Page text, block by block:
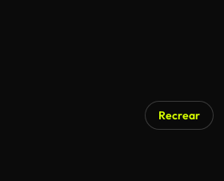
Recrear